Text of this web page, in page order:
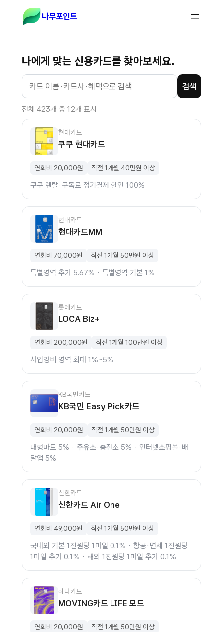
나무포인트
나에게 맞는 신용카드를 찾아보세요.
검색
전체 423개 중 12개 표시
현대카드
쿠쿠 현대카드
연회비 20,000원 직전 1개월 40만원 이상
쿠쿠 렌탈·구독료 정기결제 할인 100%
현대카드
현대카드MM
연회비 70,000원 직전 1개월 50만원 이상
특별영역 추가 5.67% · 특별영역 기본 1%
롯데카드
LOCA Biz+
연회비 200,000원 직전 1개월 100만원 이상
사업경비 영역 최대 1%~5%
KB국민카드
KB국민 Easy Pick카드
연회비 20,000원 직전 1개월 50만원 이상
대형마트 5% · 주유소·충전소 5% · 인터넷쇼핑몰·배
달앱 5%
신한카드
신한카드 Air One
연회비 49,000원 직전 1개월 50만원 이상
국내외 기본 1천원당 1마일 0.1% · 항공·면세 1천원당
1마일 추가 0.1% · 해외 1천원당 1마일 추가 0.1%
하나카드
MOVING카드 LIFE 모드
연회비 20,000원 직전 1개월 50만원 이상